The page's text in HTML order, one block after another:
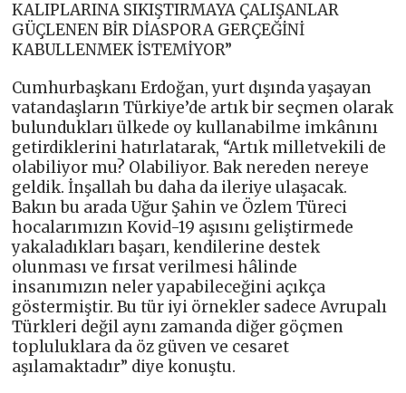
KALIPLARINA SIKIŞTIRMAYA ÇALIŞANLAR
GÜÇLENEN BİR DİASPORA GERÇEĞİNİ
KABULLENMEK İSTEMİYOR”
Cumhurbaşkanı Erdoğan, yurt dışında yaşayan
vatandaşların Türkiye’de artık bir seçmen olarak
bulundukları ülkede oy kullanabilme imkânını
getirdiklerini hatırlatarak, “Artık milletvekili de
olabiliyor mu? Olabiliyor. Bak nereden nereye
geldik. İnşallah bu daha da ileriye ulaşacak.
Bakın bu arada Uğur Şahin ve Özlem Türeci
hocalarımızın Kovid-19 aşısını geliştirmede
yakaladıkları başarı, kendilerine destek
olunması ve fırsat verilmesi hâlinde
insanımızın neler yapabileceğini açıkça
göstermiştir. Bu tür iyi örnekler sadece Avrupalı
Türkleri değil aynı zamanda diğer göçmen
topluluklara da öz güven ve cesaret
aşılamaktadır” diye konuştu.